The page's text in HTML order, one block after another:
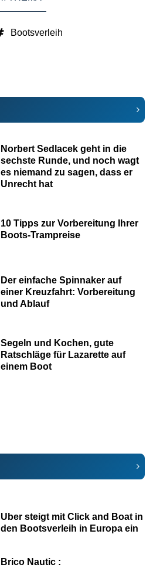
Bootsverleih
Norbert Sedlacek geht in die
sechste Runde, und noch wagt
es niemand zu sagen, dass er
Unrecht hat
10 Tipps zur Vorbereitung Ihrer
Boots-Trampreise
Der einfache Spinnaker auf
einer Kreuzfahrt: Vorbereitung
und Ablauf
Segeln und Kochen, gute
Ratschläge für Lazarette auf
einem Boot
Uber steigt mit Click and Boat in
den Bootsverleih in Europa ein
Brico Nautic :